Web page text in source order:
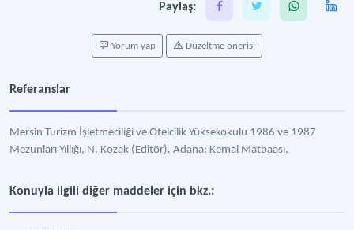
Paylaş:
Yorum yap Düzeltme önerisi
Referanslar
Mersin Turizm İşletmeciliği ve Otelcilik Yüksekokulu 1986 ve 1987
Mezunları Yıllığı, N. Kozak (Editör). Adana: Kemal Matbaası.
Konuyla ilgili diğer maddeler için bkz.: